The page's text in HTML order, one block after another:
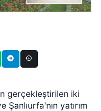
gerçekleştirilen iki
yatırım